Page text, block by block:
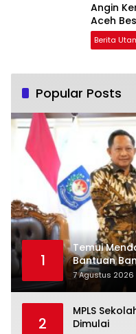
Angin
Aceh
Berita
Popular Posts
1
Temui
Bantuan
7 Agustus 2026
2
MPLS
Dimulai